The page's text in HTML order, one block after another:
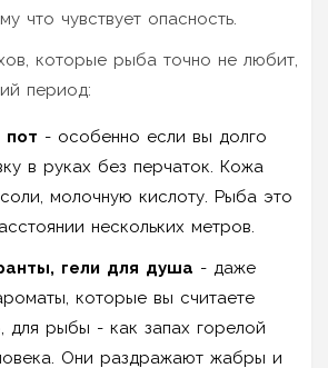
что чувствует опасность.
которые рыба точно не любит,
период:
пот - особенно если вы долго
в руках без перчаток. Кожа
молочную кислоту. Рыба это
нескольких метров.
гели для душа - даже
которые вы считаете
для рыбы - как запах горелой
Они раздражают жабры и